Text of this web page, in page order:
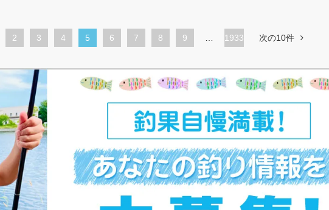
ペ
ジ
2
ペ
ジ
3
ペ
4
カ
ト
ジ
5
ペ
6
ペ
7
ペ
8
ペ
9 1933 次の10件